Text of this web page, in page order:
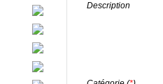
Description